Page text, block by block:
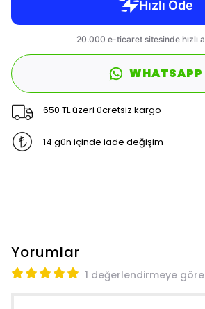
WHATSAPP
650 TL üzeri ücretsiz kargo
14 gün içinde iade değişim
Yorumlar
1 değerlendirmeye göre